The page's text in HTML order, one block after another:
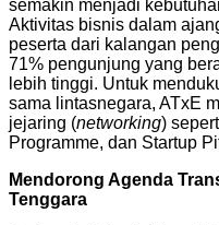
semakin menjadi
Aktivitas bisnis dalam
peserta dari kalangan
71% pengunjung yang
lebih tinggi. Untuk
sama lintasnegara, ATxE
jejaring (networking)
Programme, dan Startup
Mendorong Agenda
Tenggara